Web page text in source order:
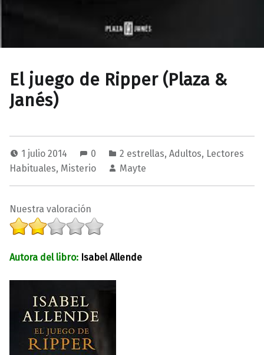
El juego de Ripper (Plaza &
Janés)
1 julio 2014 0 2 estrellas, Adultos, Lectores
Habituales, Misterio Mayte
Nuestra valoración
Autora del libro: Isabel Allende